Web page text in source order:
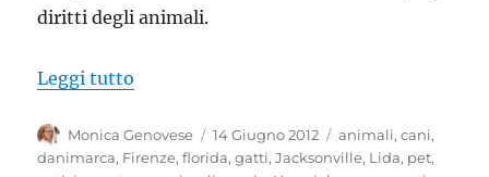
diritti degli animali.
Leggi tutto
Autore
Monica Genovese
Pubblicato
il
14 Giugno 2012 Tag
animali,cani,
danimarca, Firenze,florida,gatti,Jacksonville, Lida, pet,